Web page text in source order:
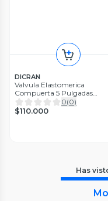
DICRAN
Valvula Elastomerica
Compuerta 5 Pulgadas
(125mm)
0(0)
$110.000
Has